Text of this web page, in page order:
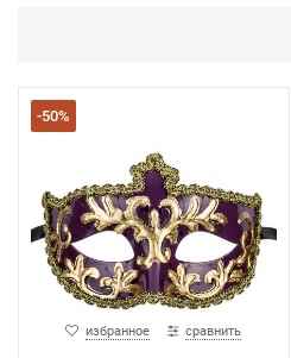
-50%
избранное сравнить